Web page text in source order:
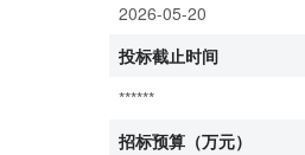
2026-05-20
投标截止时间
******
招标预算（万元）